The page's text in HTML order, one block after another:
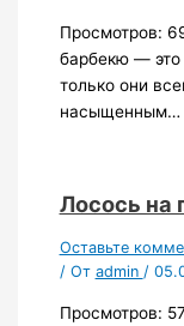
Просмотров:
барбекю — это
только они
насыщенным…
Лосось на
Оставьте
/ От admin /
Просмотров: